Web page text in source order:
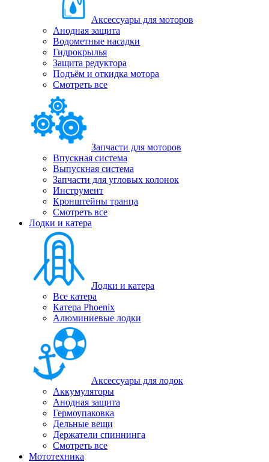
Аксессуары для моторов
Анодная защита
Водометные насадки
Гидрокрылья
Защита редуктора
Подъём и откидка мотора
Смотреть все
Запчасти для моторов
Впускная система
Выпускная система
Запчасти для угловых колонок
Инструмент
Кронштейны транца
Смотреть все
Лодки и катера
Лодки и катера
Все катера
Катера Phoenix
Алюминиевые лодки
Аксессуары для лодок
Аккумуляторы
Анодная защита
Гермоупаковка
Дельные вещи
Держатели спиннинга
Смотреть все
Мототехника